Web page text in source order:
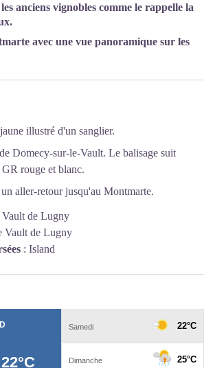
anciens vignobles comme le rappelle la
avec une vue panoramique sur les
illustré d'un sanglier.
Domecy-sur-le-Vault. Le balisage suit
rouge et blanc.
aller-retour jusqu'au Montmarte.
Vault de Lugny
Vault de Lugny
: Island